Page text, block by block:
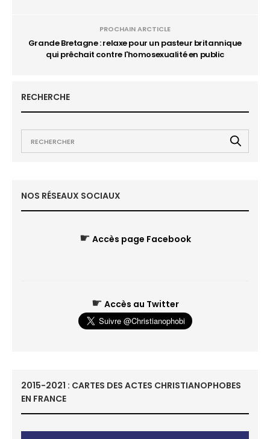
PROCHAIN ARCTICLE
Grande Bretagne : relaxe pour un pasteur britannique
qui prêchait contre l'homosexualité en public
RECHERCHE
NOS RÉSEAUX SOCIAUX
☛ Accès page Facebook
☛ Accès au Twitter
2015-2021 : CARTES DES ACTES CHRISTIANOPHOBES
EN FRANCE